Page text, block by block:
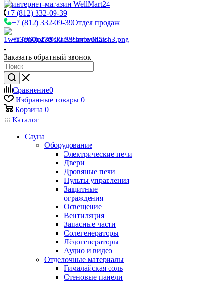
+7 (812) 332-09-39
+7 (812) 332-09-39Отдел продаж
+7 (960) 230-00-33Чат в Max
Заказать обратный звонок
Сравнение0
Избранные товары 0
Корзина 0
Каталог
Сауна
Оборудование
Электрические печи
Двери
Дровяные печи
Пульты управления
Защитные
ограждения
Освещение
Вентиляция
Запасные части
Солегенераторы
Лёдогенераторы
Аудио и видео
Отделочные материалы
Гималайская соль
Стеновые панели